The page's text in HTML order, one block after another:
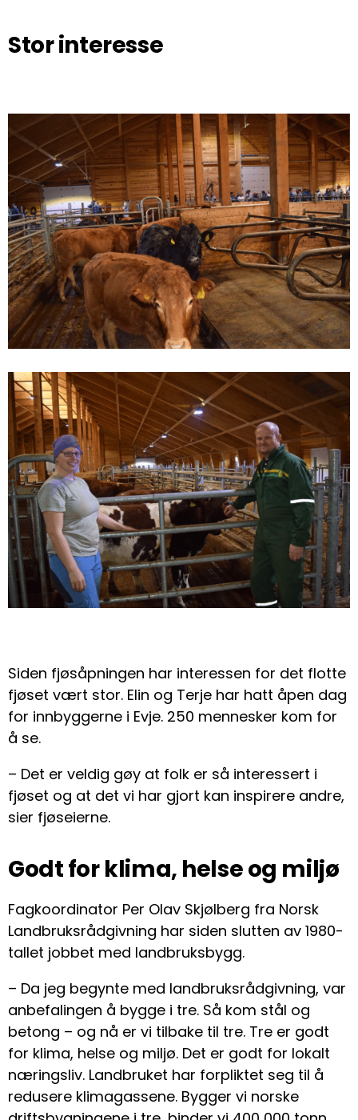
Stor interesse
Siden fjøsåpningen har interessen for det flotte
fjøset vært stor. Elin og Terje har hatt åpen dag
for innbyggerne i Evje. 250 mennesker kom for
å se.
– Det er veldig gøy at folk er så interessert i
fjøset og at det vi har gjort kan inspirere andre,
sier fjøseierne.
Godt for klima, helse og miljø
Fagkoordinator Per Olav Skjølberg fra Norsk
Landbruksrådgivning har siden slutten av 1980-
tallet jobbet med landbruksbygg.
– Da jeg begynte med landbruksrådgivning, var
anbefalingen å bygge i tre. Så kom stål og
betong – og nå er vi tilbake til tre. Tre er godt
for klima, helse og miljø. Det er godt for lokalt
næringsliv. Landbruket har forpliktet seg til å
redusere klimagassene. Bygger vi norske